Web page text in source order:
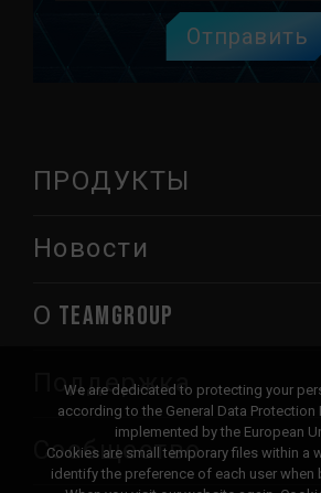
Отправить
ПРОДУКТЫ
Новости
О TEAMGROUP
Поддержка
Сообщество
We are dedicated to protecting your
according to the General Data Protection
implemented by the European
Cookies are small temporary files within a
identify the preference of each user